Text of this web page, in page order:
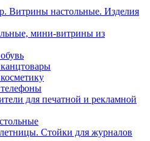
Витрины настольные. Изделия
мини-витрины из
для печатной и рекламной
Стойки для журналов